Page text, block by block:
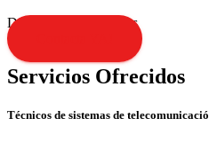
Disculpen las molestias
Servicios Ofrecidos
Técnicos de sistemas de